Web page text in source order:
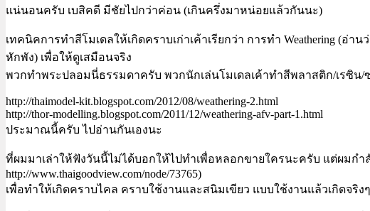
แน่นอนครับ เบสิคดี มีชัยไปกว่าค่อน (เกินครึ่งมาหน่อยแล้วกันนะ)
เทคนิคการทำสีโมเดลให้เกิดคราบเก่าเค้าเรียกว่า การทำ Weathering (อ่
หักพัง) เพื่อให้ดูเสมือนจริง
พวกทำพระปลอมนี่ธรรมดาครับ พวกนักเล่นโมเดลเค้าทำสีพลาสติก/เรซิน
http://thaimodel-kit.blogspot.com/2012/08/weathering-2.html
http://thor-modelling.blogspot.com/2011/12/weathering-afv-part-1.html
ประมาณนี้ครับ ไปอ่านกันเองนะ
ที่ผมมาเล่าให้ฟังวันนี้ไม่ได้บอกให้ไปทำเพื่อหลอกขายใครนะครับ แต่ผมกำ
http://www.thaigoodview.com/node/73765)
เพื่อทำให้เกิดคราบไคล คราบใช้งานและสนิมเขียว แบบใช้งานแล้วเกิดจริง